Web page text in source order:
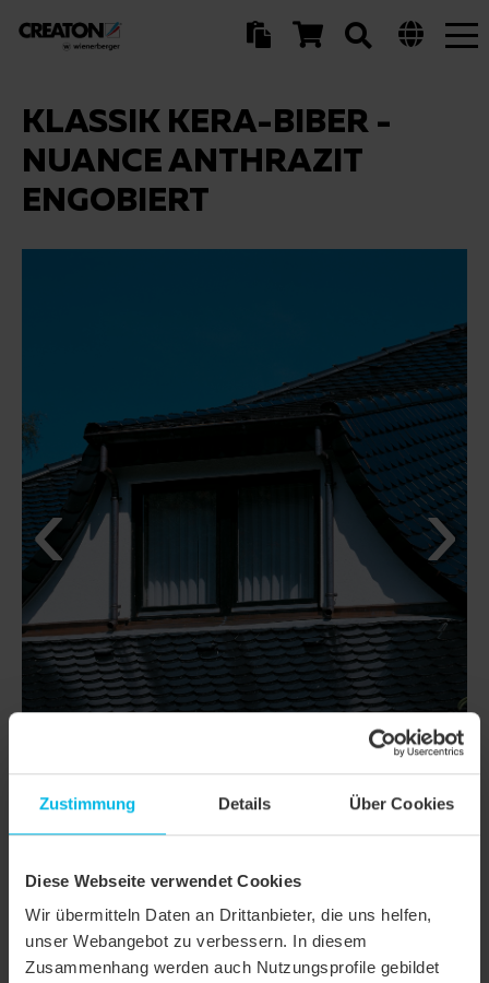
Zustimmung Details Über Cookies
Diese Webseite verwendet Cookies
Wir übermitteln Daten an Drittanbieter, die uns helfen,
unser Webangebot zu verbessern. In diesem
Zusammenhang werden auch Nutzungsprofile gebildet
KLASSIK KERA-BIBER -
NUANCE ANTHRAZIT
ENGOBIERT
DETAILS
MODELL KLASSIK KERA-BIBER
Biberschwanzziegel KLASSIK
Produktgruppe Dachziegel